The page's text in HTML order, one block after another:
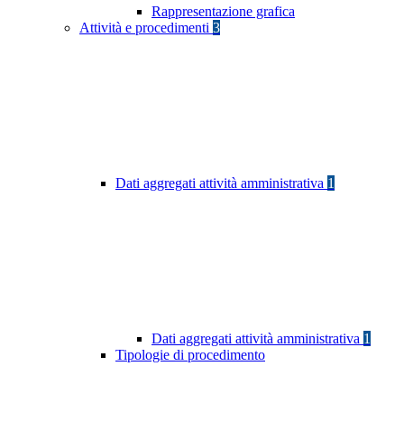
Rappresentazione grafica
Attività e procedimenti 3
Dati aggregati attività amministrativa 1
Dati aggregati attività amministrativa 1
Tipologie di procedimento